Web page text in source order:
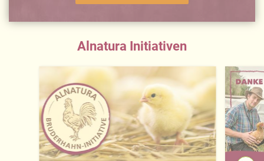
Alnatura Initiativen